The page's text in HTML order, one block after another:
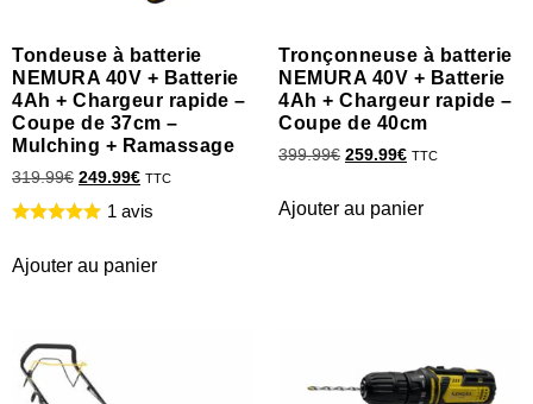
Tondeuse à batterie
NEMURA 40V + Batterie
4Ah + Chargeur rapide –
Coupe de 37cm –
Mulching + Ramassage
319.99€ 249.99€ TTC
1 avis
Ajouter au panier
Tronçonneuse à batterie
NEMURA 40V + Batterie
4Ah + Chargeur rapide –
Coupe de 40cm
399.99€ 259.99€ TTC
Ajouter au panier